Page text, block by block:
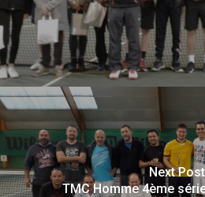
Next Post
TMC Homme 4ème